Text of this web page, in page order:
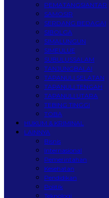
PEMATANGSIANTAR
SAMOSIR
SERDANG BEDAGAI
SIBOLGA
SIMALUNGUN
SIMEULUE
SUBULUSSALAM
TANJUNGBALAI
TAPANULI SELATAN
TAPANULI TENGAH
TAPANULI UTARA
TEBING TINGGI
TOBA
HUKUM & KRIMINAL
LAINNYA
Bisnis
Internasional
Pemerintahan
Kesehatan
Pendidikan
Politik
Teknologi